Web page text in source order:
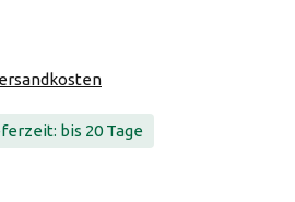
bis 20 Tage